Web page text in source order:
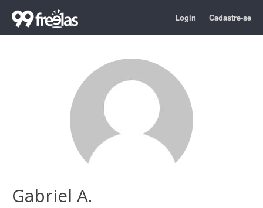
Login Cadastre-se
Gabriel A.